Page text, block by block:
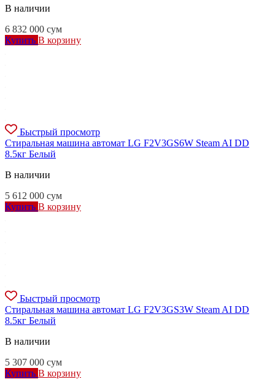
В наличии
6 832 000 сум
Купить В корзину
Быстрый просмотр
Стиральная машина автомат LG F2V3GS6W Steam AI DD
8.5кг Белый
В наличии
5 612 000 сум
Купить В корзину
Быстрый просмотр
Стиральная машина автомат LG F2V3GS3W Steam AI DD
8.5кг Белый
В наличии
5 307 000 сум
Купить В корзину